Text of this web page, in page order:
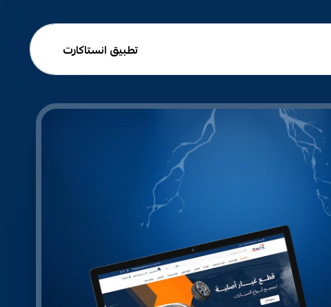
تطبيق انستاكارت